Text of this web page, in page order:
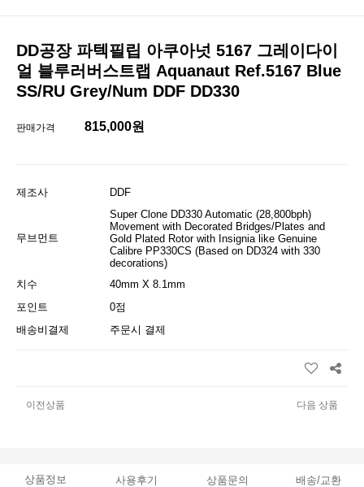
DD공장 파텍필립 아쿠아넛 5167 그레이다이
얼 블루러버스트랩 Aquanaut Ref.5167 Blue
SS/RU Grey/Num DDF DD330
판매가격 815,000원
제조사 DDF
무브먼트
Super Clone DD330 Automatic (28,800bph)
Movement with Decorated Bridges/Plates and
Gold Plated Rotor with Insignia like Genuine
Calibre PP330CS (Based on DD324 with 330
decorations)
치수
40mm X 8.1mm
포인트
0점
배송비결제
주문시 결제
이전상품 다음 상품
상품정보 사용후기 상품문의 배송/교환